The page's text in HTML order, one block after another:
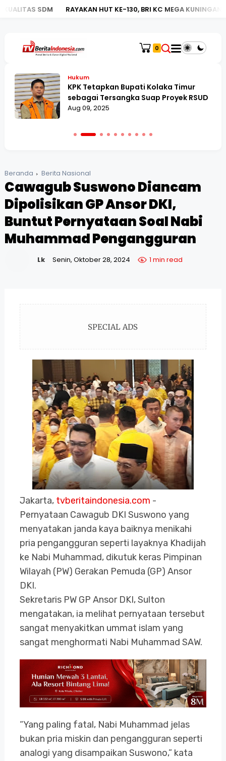
RAYAKAN HUT KE-130, BRI KC MEGA KUNINGAN TURUT
0
Hukum
KPK Tetapkan Bupati Kolaka Timur
sebagai Tersangka Suap Proyek RSUD
Aug 09, 2025
Beranda Berita Nasional
Cawagub Suswono Diancam
Dipolisikan GP Ansor DKI,
Buntut Pernyataan Soal Nabi
Muhammad Pengangguran
Lk Senin, Oktober 28, 2024 1 min read
SPECIAL ADS
Jakarta, tvberitaindonesia.com -
Pernyataan Cawagub DKI Suswono yang
menyatakan janda kaya baiknya menikahi
pria pengangguran seperti layaknya Khadijah
ke Nabi Muhammad, dikutuk keras Pimpinan
Wilayah (PW) Gerakan Pemuda (GP) Ansor
DKI.
Sekretaris PW GP Ansor DKI, Sulton
mengatakan, ia melihat pernyataan tersebut
sangat menyakitkan ummat islam yang
sangat menghormati Nabi Muhammad SAW.
“Yang paling fatal, Nabi Muhammad jelas
bukan pria miskin dan pengangguran seperti
analogi yang disampaikan Suswono,” kata